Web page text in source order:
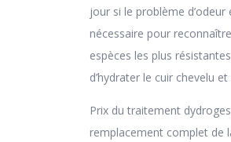
jour si le problème
nécessaire pour
espèces les plus
d’hydrater le cuir chevelu
Prix du traitement
remplacement complet de